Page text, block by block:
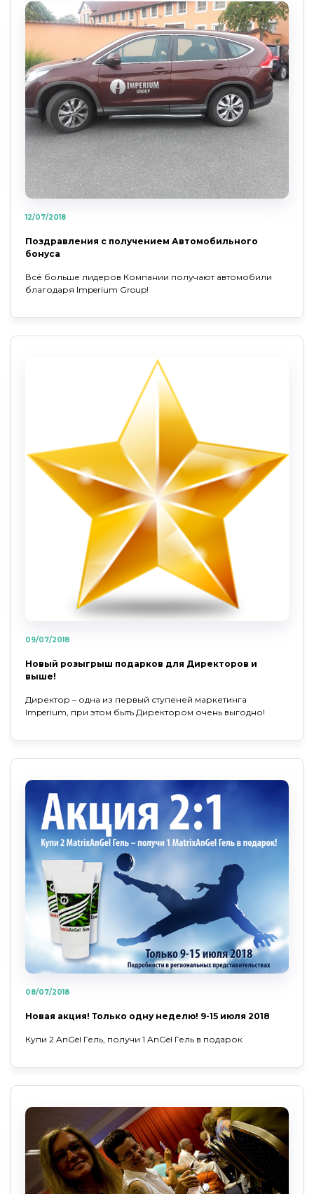
12/07/2018
Поздравления с получением Автомобильного
бонуса
Всё больше лидеров Компании получают автомобили
благодаря Imperium Group!
09/07/2018
Новый розыгрыш подарков для Директоров и
выше!
Директор – одна из первый ступеней маркетинга
Imperium, при этом быть Директором очень выгодно!
08/07/2018
Новая акция! Только одну неделю! 9-15 июля 2018
Купи 2 AnGel Гель, получи 1 AnGel Гель в подарок